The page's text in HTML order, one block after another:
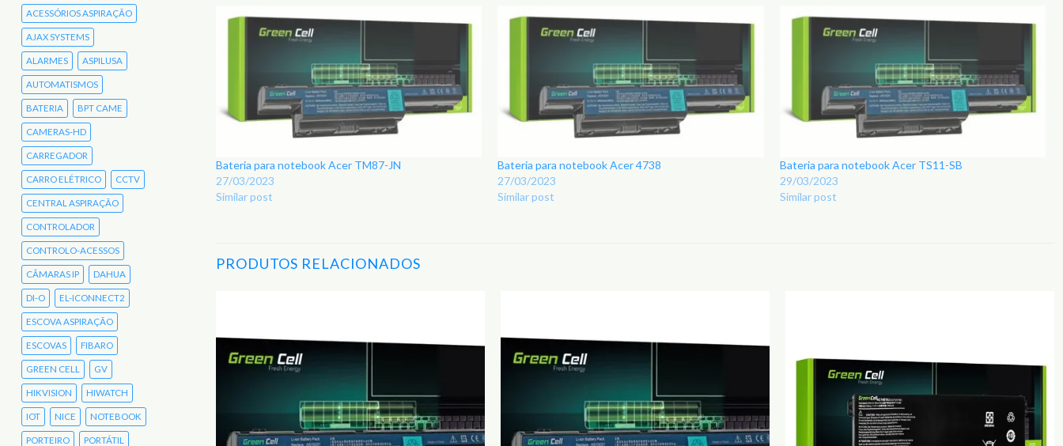
ACESSÓRIOS ASPIRAÇÃO
AJAX SYSTEMS
ALARMES ASPILUSA
AUTOMATISMOS
BATERIA BPT CAME
CAMERAS-HD
CARREGADOR
CARRO ELÉTRICO CCTV
CENTRAL ASPIRAÇÃO
CONTROLADOR
CONTROLO-ACESSOS
CÂMARAS IP DAHUA
DI-O EL-ICONNECT2
ESCOVA ASPIRAÇÃO
ESCOVAS FIBARO
GREEN CELL GV
HIKVISION HIWATCH
IOT NICE NOTEBOOK
PORTEIRO PORTÁTIL
Bateria para notebook Acer TM87-JN
27/03/2023
Similar post
Bateria para notebook Acer 4738
27/03/2023
Similar post
Bateria para notebook Acer TS11-SB
29/03/2023
Similar post
PRODUTOS RELACIONADOS